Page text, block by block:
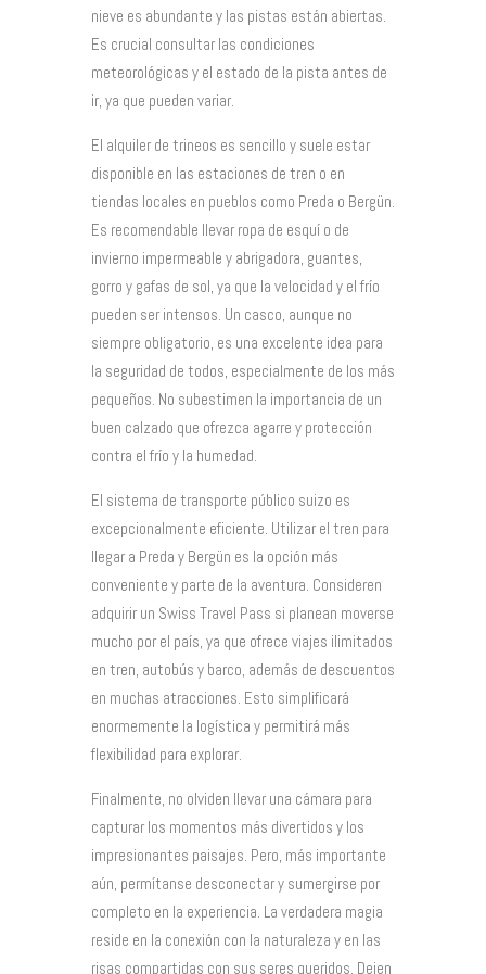
nieve es abundante y las pistas están abiertas.
Es crucial consultar las condiciones
meteorológicas y el estado de la pista antes de
ir, ya que pueden variar.
El alquiler de trineos es sencillo y suele estar
disponible en las estaciones de tren o en
tiendas locales en pueblos como Preda o Bergün.
Es recomendable llevar ropa de esquí o de
invierno impermeable y abrigadora, guantes,
gorro y gafas de sol, ya que la velocidad y el frío
pueden ser intensos. Un casco, aunque no
siempre obligatorio, es una excelente idea para
la seguridad de todos, especialmente de los más
pequeños. No subestimen la importancia de un
buen calzado que ofrezca agarre y protección
contra el frío y la humedad.
El sistema de transporte público suizo es
excepcionalmente eficiente. Utilizar el tren para
llegar a Preda y Bergün es la opción más
conveniente y parte de la aventura. Consideren
adquirir un Swiss Travel Pass si planean moverse
mucho por el país, ya que ofrece viajes ilimitados
en tren, autobús y barco, además de descuentos
en muchas atracciones. Esto simplificará
enormemente la logística y permitirá más
flexibilidad para explorar.
Finalmente, no olviden llevar una cámara para
capturar los momentos más divertidos y los
impresionantes paisajes. Pero, más importante
aún, permítanse desconectar y sumergirse por
completo en la experiencia. La verdadera magia
reside en la conexión con la naturaleza y en las
risas compartidas con sus seres queridos. Dejen